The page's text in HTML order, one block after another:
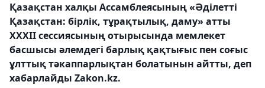
Қазақстан халқы Ассамблеясының «Әділетті
Қазақстан: бірлік, тұрақтылық, даму» атты
ХХХІІ сессиясының отырысында мемлекет
басшысы әлемдегі барлық қақтығыс пен соғыс
ұлттық тәкаппарлықтан болатынын айтты, деп
хабарлайды Zakon.kz.